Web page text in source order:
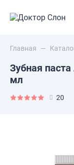
Главная —
Зубная
мл
20